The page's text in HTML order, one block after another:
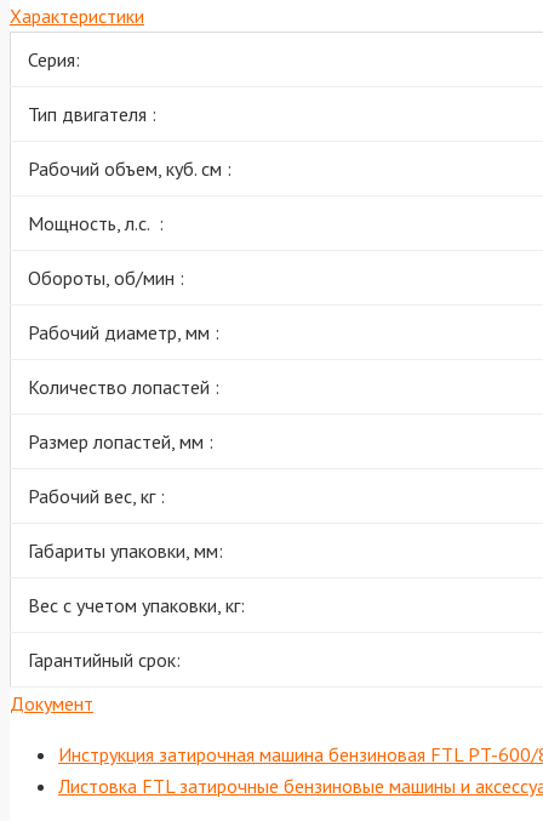
Характеристики
Серия:
Тип двигателя :
Рабочий объем, куб. см :
Мощность, л.с. :
Обороты, об/мин :
Рабочий диаметр, мм :
Количество лопастей :
Размер лопастей, мм :
Рабочий вес, кг :
Габариты упаковки, мм:
Вес с учетом упаковки, кг:
Гарантийный срок:
Документ
Инструкция затирочная машина бензиновая FTL PT-
Листовка FTL затирочные бензиновые машины и